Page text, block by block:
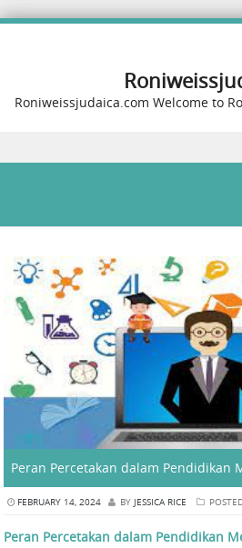
Roniweissjudaica.com Welcome to
Peran Percetakan dalam Pendidikan
FEBRUARY 14, 2024 BY JESSICA RICE
Peran Percetakan dalam Pendidikan